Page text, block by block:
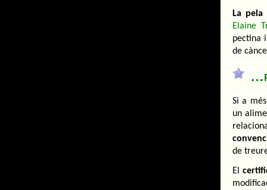
La
Elaine
pectina
de
Si a
un
de
El